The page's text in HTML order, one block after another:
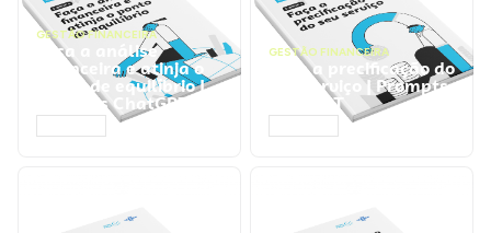
GESTÃO FINANCEIRA
Faça a análise
financeira e atinja o
ponto de equilíbrio |
Prompts ChatGPT
GESTÃO FINANCEIRA
Faça a precificação do
seu serviço | Prompts
ChatGPT